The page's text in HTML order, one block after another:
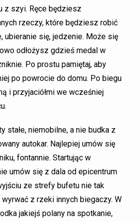
z szyi. Ręce będziesz
rzeczy, które będziesz robić
ubieranie się, jedzenie. Może się
odłożysz gdzieś medal w
Po prostu pamiętaj, aby
po powrocie do domu. Po biegu
i przyjaciółmi we wcześniej
stałe, niemobilne, a nie budka z
autokar. Najlepiej umów się
fontannie. Startując w
umów się z dala od epicentrum
ze strefy bufetu nie tak
wyrwać z rzeki innych biegaczy. W
jakiejś polany na spotkanie,